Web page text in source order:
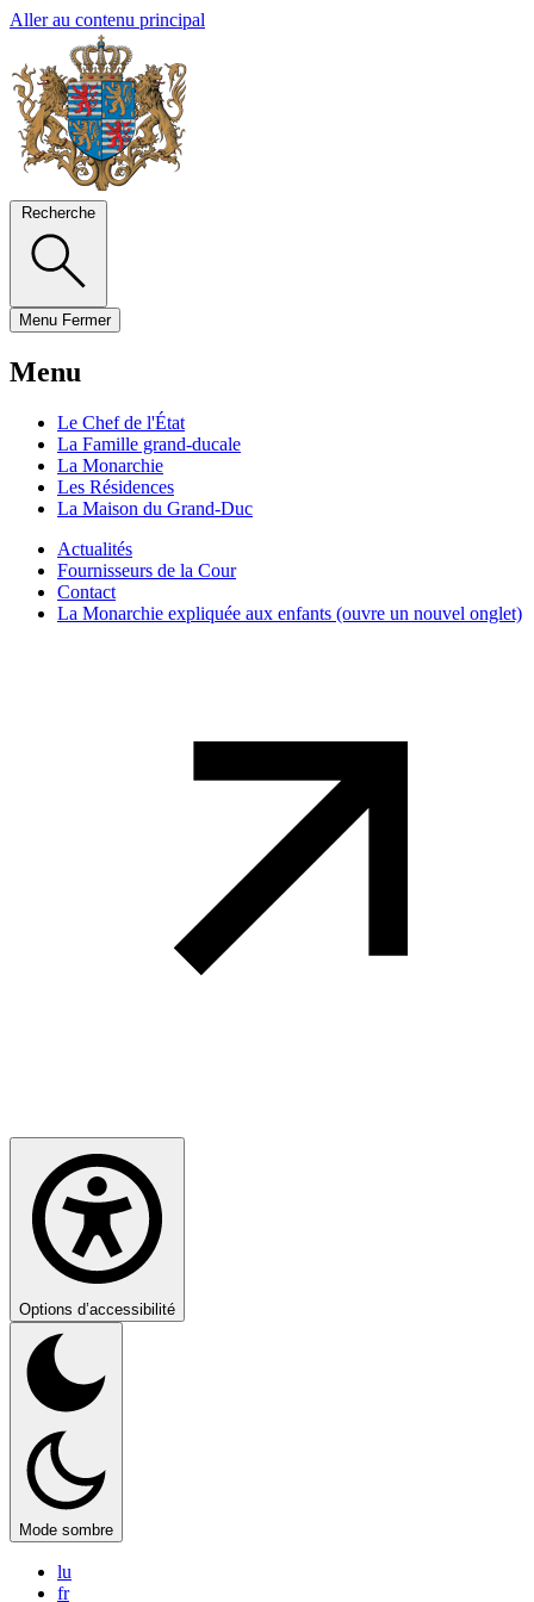
Aller au contenu principal
Recherche
Menu Fermer
Menu
Le Chef de l'État
La Famille grand-ducale
La Monarchie
Les Résidences
La Maison du Grand-Duc
Actualités
Fournisseurs de la Cour
Contact
La Monarchie expliquée aux enfants (ouvre un nouvel onglet)
Options d’accessibilité
Mode sombre
lu
fr